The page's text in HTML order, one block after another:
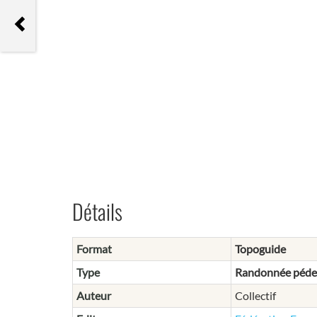
Détails
Format
Topoguide
Type
Randonnée
Auteur
Collectif